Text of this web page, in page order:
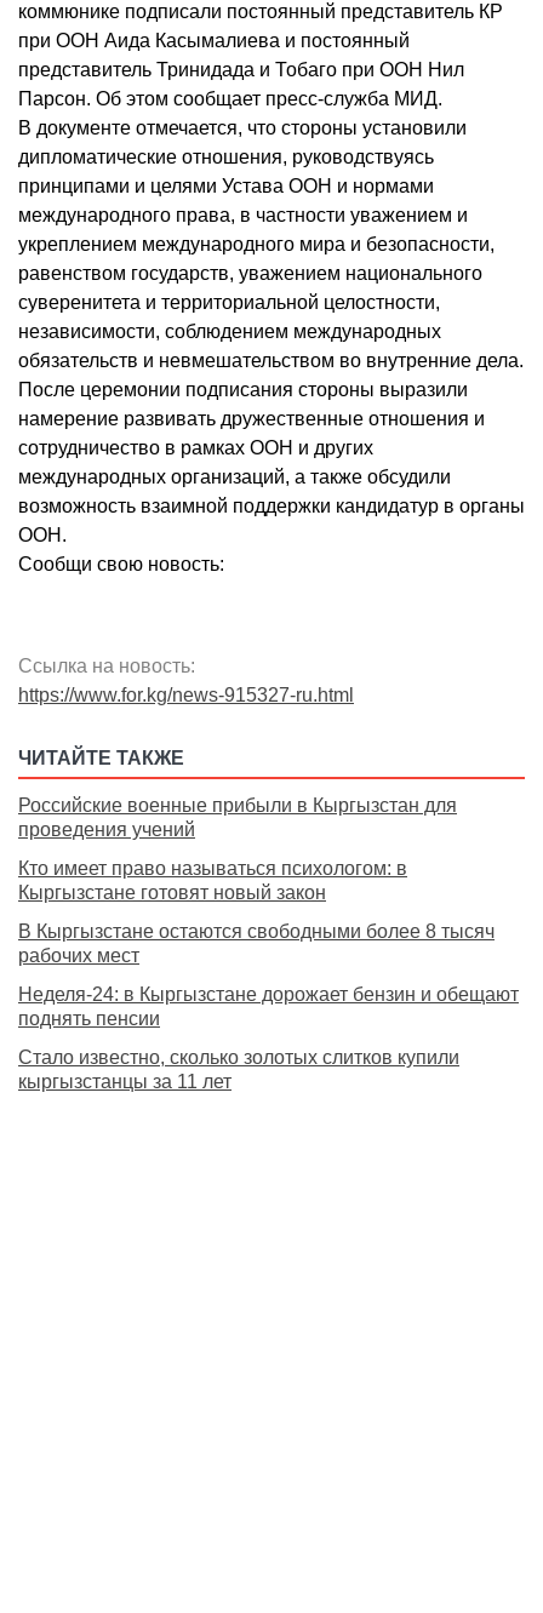
коммюнике подписали постоянный представитель КР
при ООН Аида Касымалиева и постоянный
представитель Тринидада и Тобаго при ООН Нил
Парсон. Об этом сообщает пресс-служба МИД.
В документе отмечается, что стороны установили
дипломатические отношения, руководствуясь
принципами и целями Устава ООН и нормами
международного права, в частности уважением и
укреплением международного мира и безопасности,
равенством государств, уважением национального
суверенитета и территориальной целостности,
независимости, соблюдением международных
обязательств и невмешательством во внутренние дела.
После церемонии подписания стороны выразили
намерение развивать дружественные отношения и
сотрудничество в рамках ООН и других
международных организаций, а также обсудили
возможность взаимной поддержки кандидатур в органы
ООН.
Сообщи свою новость:
Ссылка на новость:
https://www.for.kg/news-915327-ru.html
ЧИТАЙТЕ ТАКЖЕ
Российские военные прибыли в Кыргызстан для
проведения учений
Кто имеет право называться психологом: в
Кыргызстане готовят новый закон
В Кыргызстане остаются свободными более 8 тысяч
рабочих мест
Неделя-24: в Кыргызстане дорожает бензин и обещают
поднять пенсии
Стало известно, сколько золотых слитков купили
кыргызстанцы за 11 лет